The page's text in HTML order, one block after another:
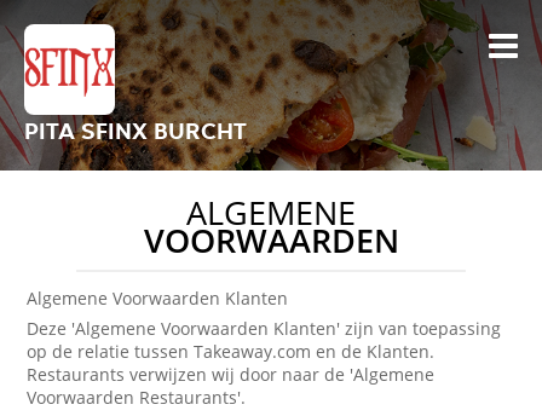
PITA SFINX BURCHT
ALGEMENE
VOORWAARDEN
Algemene Voorwaarden Klanten
Deze 'Algemene Voorwaarden Klanten' zijn van toepassing
op de relatie tussen Takeaway.com en de Klanten.
Restaurants verwijzen wij door naar de 'Algemene
Voorwaarden Restaurants'.